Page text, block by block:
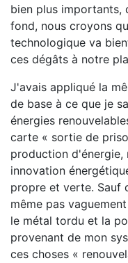
bien plus importants,
fond, nous croyons
technologique va
ces dégâts à notre
J'avais appliqué la
de base à ce que je
énergies
carte « sortie de
production d'énergie,
innovation
propre et verte. Sauf
même pas
le métal tordu et la
provenant de mon
ces choses «